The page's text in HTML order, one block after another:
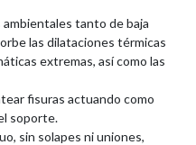
tanto de baja
las dilataciones térmicas
extremas, así como las
fisuras actuando como
soporte.
sin solapes ni uniones,